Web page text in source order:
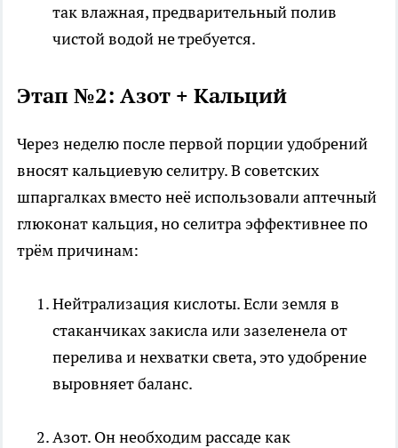
так влажная, предварительный полив
чистой водой не требуется.
Этап №2: Азот + Кальций
Через неделю после первой порции удобрений
вносят кальциевую селитру. В советских
шпаргалках вместо неё использовали аптечный
глюконат кальция, но селитра эффективнее по
трём причинам:
Нейтрализация кислоты. Если земля в
стаканчиках закисла или зазеленела от
перелива и нехватки света, это удобрение
выровняет баланс.
Азот. Он необходим рассаде как